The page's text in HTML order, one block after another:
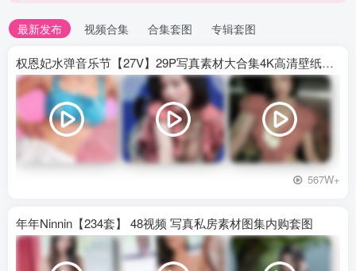
最新发布 视频合集 合集套图 专辑套图
权恩妃水弹音乐节【27V】29P写真素材大合集4K高清壁纸照片素材
567W+
年年Ninnin【234套】 48视频 写真私房素材图集内购套图